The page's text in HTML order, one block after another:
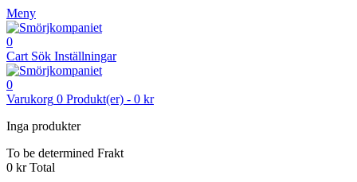
Meny
0
Cart Sök Inställningar
0
Varukorg 0 Produkt(er) - 0 kr
Inga produkter
To be determined Frakt
0 kr Total